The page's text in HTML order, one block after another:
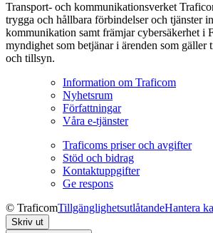
Transport- och kommunikationsverket
trygga och hållbara förbindelser och tjänster
kommunikation samt främjar cybersäkerhet i
myndighet som betjänar i ärenden som gäller
och tillsyn.
Information om Traficom
Nyhetsrum
Författningar
Våra e-tjänster
Traficoms priser och avgifter
Stöd och bidrag
Kontaktuppgifter
Ge respons
© TraficomTillgänglighetsutlåtandeHantera
Skriv ut